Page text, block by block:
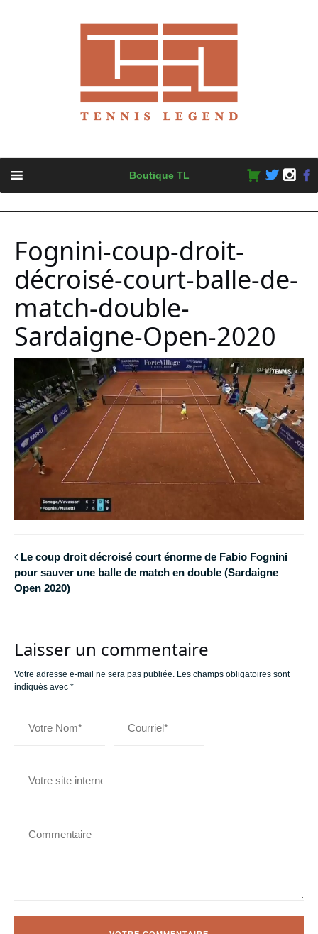
content
Boutique TL
Fognini-coup-droit-
décroisé-court-balle-de-
match-double-
Sardaigne-Open-2020
Le coup droit décroisé court énorme de Fabio Fognini
pour sauver une balle de match en double (Sardaigne
Open 2020)
Laisser un commentaire
Votre adresse e-mail ne sera pas publiée. Les champs obligatoires sont
indiqués avec *